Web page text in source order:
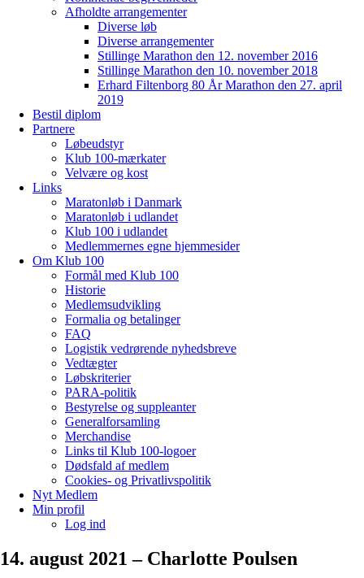
Afholdte arrangementer
Diverse løb
Diverse arrangementer
Stillinge Marathon den 12. november 2016
Stillinge Marathon den 10. november 2018
Erhard Filtenborg 80 År Marathon den 27. april
2019
Bestil diplom
Partnere
Løbeudstyr
Klub 100-mærkater
Velvære og kost
Links
Maratonløb i Danmark
Maratonløb i udlandet
Klub 100 i udlandet
Medlemmernes egne hjemmesider
Om Klub 100
Formål med Klub 100
Historie
Medlemsudvikling
Formalia og betalinger
FAQ
Logistik vedrørende nyhedsbreve
Vedtægter
Løbskriterier
PARA-politik
Bestyrelse og suppleanter
Generalforsamling
Merchandise
Links til Klub 100-logoer
Dødsfald af medlem
Cookies- og Privatlivspolitik
Nyt Medlem
Min profil
Log ind
14. august 2021 – Charlotte Poulsen